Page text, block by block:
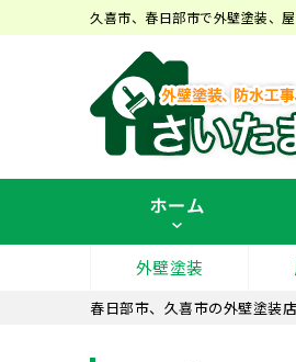
久喜市、春日部市で外壁塗装、
ホーム
外壁塗装
春日部市、久喜市の外壁塗装